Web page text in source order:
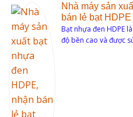
Nhà máy sản
bán lẻ bạt
Bạt nhựa đen HDPE
độ bền cao và được